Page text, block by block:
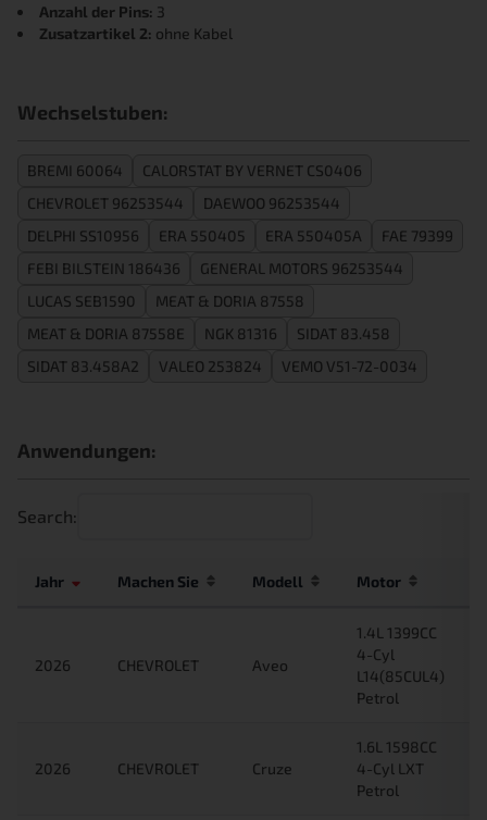
Anzahl der Pins: 3
Zusatzartikel 2: ohne Kabel
Wechselstuben:
BREMI 60064
CALORSTAT BY VERNET CS0406
CHEVROLET 96253544
DAEWOO 96253544
DELPHI SS10956
ERA 550405 ERA 550405A
FAE 79399
FEBI BILSTEIN 186436
GENERAL MOTORS 96253544
LUCAS SEB1590
MEAT & DORIA 87558
MEAT & DORIA 87558E
NGK 81316
SIDAT 83.458
SIDAT 83.458A2
VALEO 253824 VEMO V51-72-0034
Anwendungen:
Search:
Jahr Machen Sie Modell Motor
2026 CHEVROLET Aveo
1.4L 1399CC
4-Cyl
L14(85CUL4)
Petrol
2026 CHEVROLET Cruze
1.6L 1598CC
4-Cyl LXT
Petrol